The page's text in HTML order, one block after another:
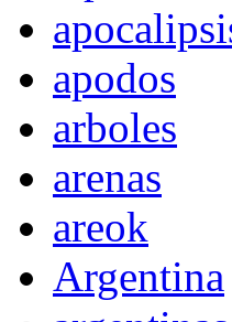
apodos
arboles
arenas
areok
Argentina